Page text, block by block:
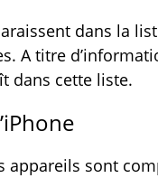
dans la
A titre
dans cette liste.
appareils sont